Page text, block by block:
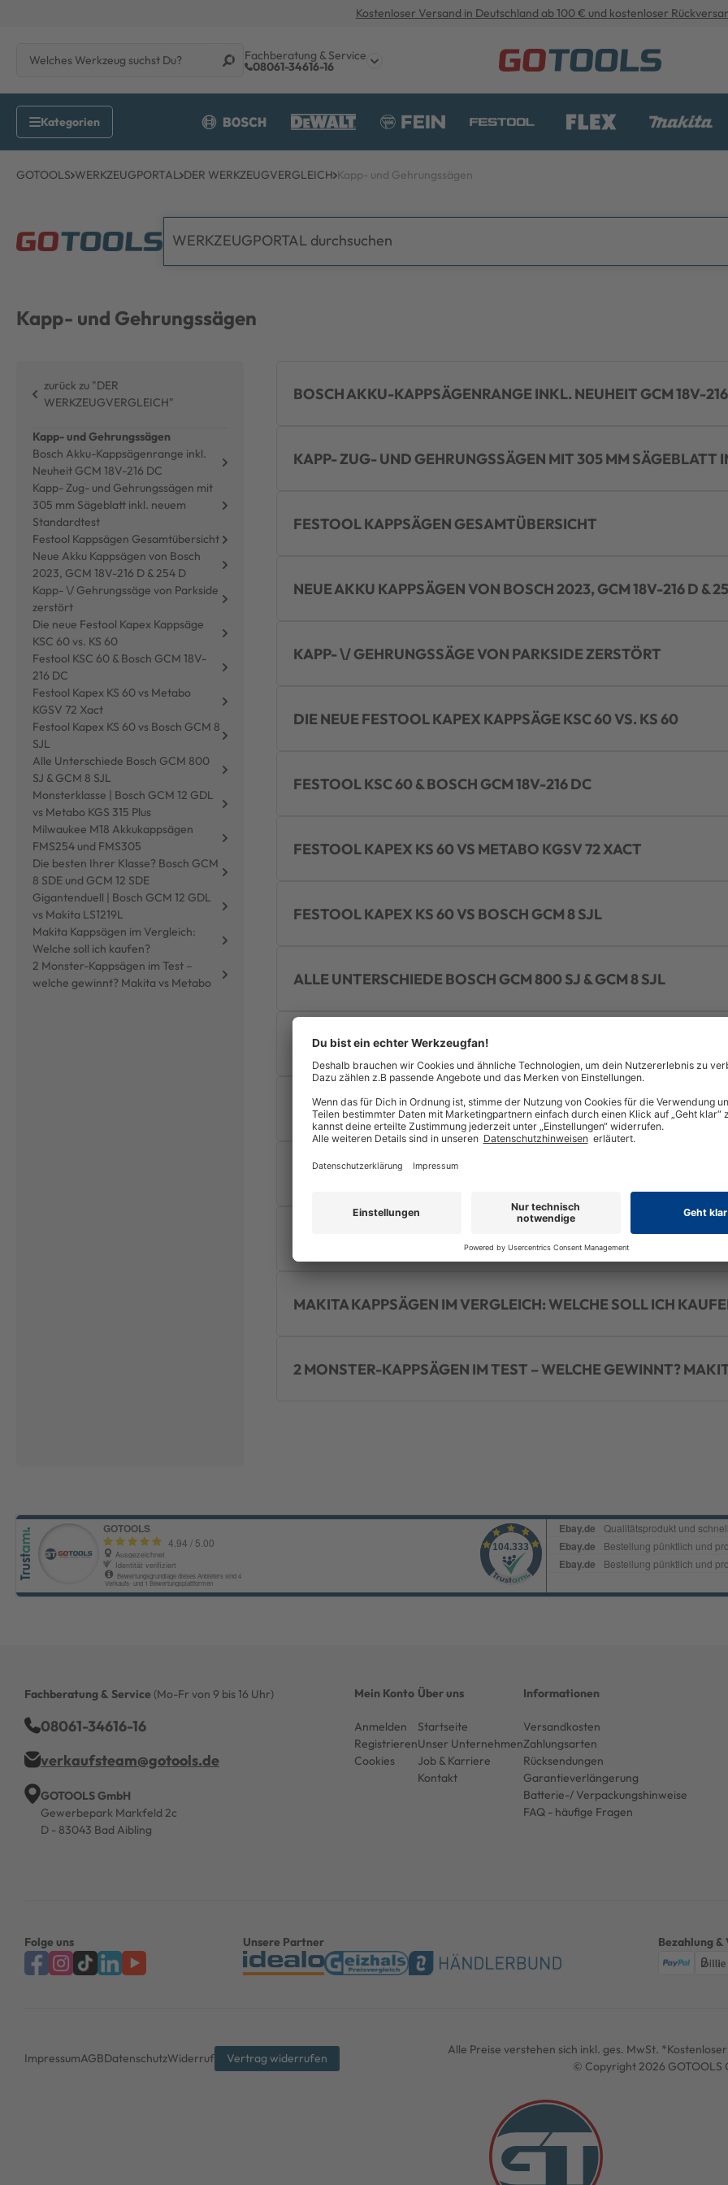
Kostenloser Versand in Deutschland ab 100 € und kostenloser
Fachberatung & Service
08061-34616-16
GOTOOLS WERKZEUGPORTAL DER WERKZEUGVERGLEICH Kapp- und Gehrungssägen
Kapp- und Gehrungssägen
zurück zu "DER
WERKZEUGVERGLEICH"
Kapp- und Gehrungssägen
Bosch Akku-Kappsägenrange inkl.
Neuheit GCM 18V-216 DC
Kapp- Zug- und Gehrungssägen mit
305 mm Sägeblatt inkl. neuem
Standardtest
Festool Kappsägen Gesamtübersicht
Neue Akku Kappsägen von Bosch
2023, GCM 18V-216 D & 254 D
Kapp- \/ Gehrungssäge von Parkside
zerstört
Die neue Festool Kapex Kappsäge
KSC 60 vs. KS 60
Festool KSC 60 & Bosch GCM 18V-
216 DC
Festool Kapex KS 60 vs Metabo
KGSV 72 Xact
Festool Kapex KS 60 vs Bosch GCM 8
SJL
Alle Unterschiede Bosch GCM 800
SJ & GCM 8 SJL
Monsterklasse | Bosch GCM 12 GDL
vs Metabo KGS 315 Plus
Milwaukee M18 Akkukappsägen
FMS254 und FMS305
Die besten Ihrer Klasse? Bosch GCM
8 SDE und GCM 12 SDE
Gigantenduell | Bosch GCM 12 GDL
vs Makita LS1219L
Makita Kappsägen im Vergleich:
Welche soll ich kaufen?
2 Monster-Kappsägen im Test –
welche gewinnt? Makita vs Metabo
BOSCH AKKU-KAPPSÄGENRANGE INKL. NEUHEIT GCM 18V-
KAPP- ZUG- UND GEHRUNGSSÄGEN MIT 305 MM SÄGEBLATT
FESTOOL KAPPSÄGEN GESAMTÜBERSICHT
NEUE AKKU KAPPSÄGEN VON BOSCH 2023, GCM 18V-216 D &
KAPP- \/ GEHRUNGSSÄGE VON PARKSIDE ZERSTÖRT
DIE NEUE FESTOOL KAPEX KAPPSÄGE KSC 60 VS. KS 60
FESTOOL KSC 60 & BOSCH GCM 18V-216 DC
FESTOOL KAPEX KS 60 VS METABO KGSV 72 XACT
FESTOOL KAPEX KS 60 VS BOSCH GCM 8 SJL
ALLE UNTERSCHIEDE BOSCH GCM 800 SJ & GCM 8 SJL
MONSTERKLASSE | BOSCH GCM 12 GDL VS METABO KGS 315
MILWAUKEE M18 AKKUKAPPSÄGEN FMS254 UND FMS305
DIE BESTEN IHRER KLASSE? BOSCH GCM 8 SDE UND GCM 12
GIGANTENDUELL | BOSCH GCM 12 GDL VS MAKITA LS1219L
MAKITA KAPPSÄGEN IM VERGLEICH: WELCHE SOLL ICH
2 MONSTER-KAPPSÄGEN IM TEST – WELCHE GEWINNT?
Fachberatung & Service (Mo-Fr von 9 bis 16 Uhr)
08061-34616-16
verkaufsteam@gotools.de
GOTOOLS GmbH
Gewerbepark Markfeld 2c
D - 83043 Bad Aibling
Mein Konto
Anmelden
Registrieren
Cookies
Über uns
Startseite
Unser Unternehmen
Job & Karriere
Kontakt
Informationen
Versandkosten
Zahlungsarten
Rücksendungen
Garantieverlängerung
Batterie-/ Verpackungshinweise
FAQ - häufige Fragen
Folge uns Unsere Partner Bezahlung &
ImpressumAGBDatenschutzWiderruf Vertrag widerrufen
Alle Preise verstehen sich inkl. ges. MwSt.
© Copyright 2026